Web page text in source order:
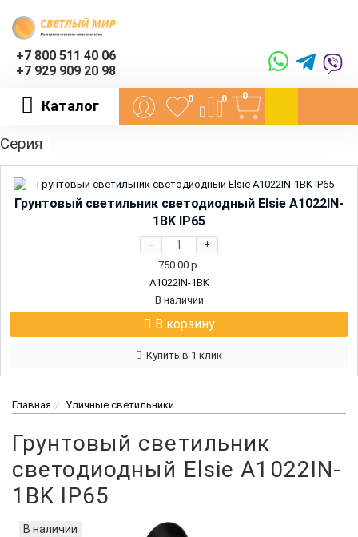
+7 800 511 40 06
+7 929 909 20 98
Каталог 0 0 0
Серия
Грунтовый светильник светодиодный Elsie A1022IN-
1BK IP65
- +
750.00 р.
A1022IN-1BK
В наличии
В корзину
Купить в 1 клик
Главная Уличные светильники
Грунтовый светильник
светодиодный Elsie A1022IN-
1BK IP65
В наличии